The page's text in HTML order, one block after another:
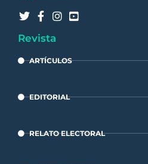
Revista
ARTÍCULOS
EDITORIAL
RELATO ELECTORAL